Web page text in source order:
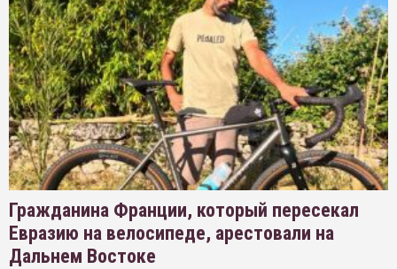
Гражданина Франции, который пересекал
Евразию на велосипеде, арестовали на
Дальнем Востоке